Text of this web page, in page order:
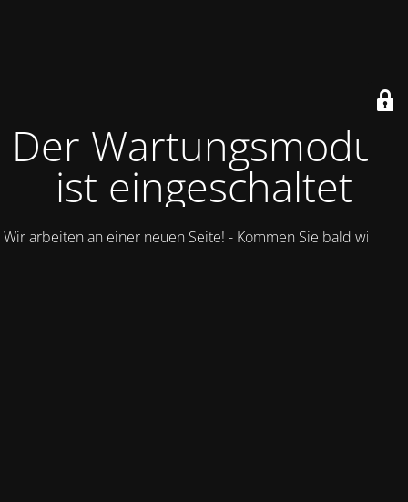
Der Wartungsmodus
ist eingeschaltet
Wir arbeiten an einer neuen Seite! - Kommen Sie bald wieder.